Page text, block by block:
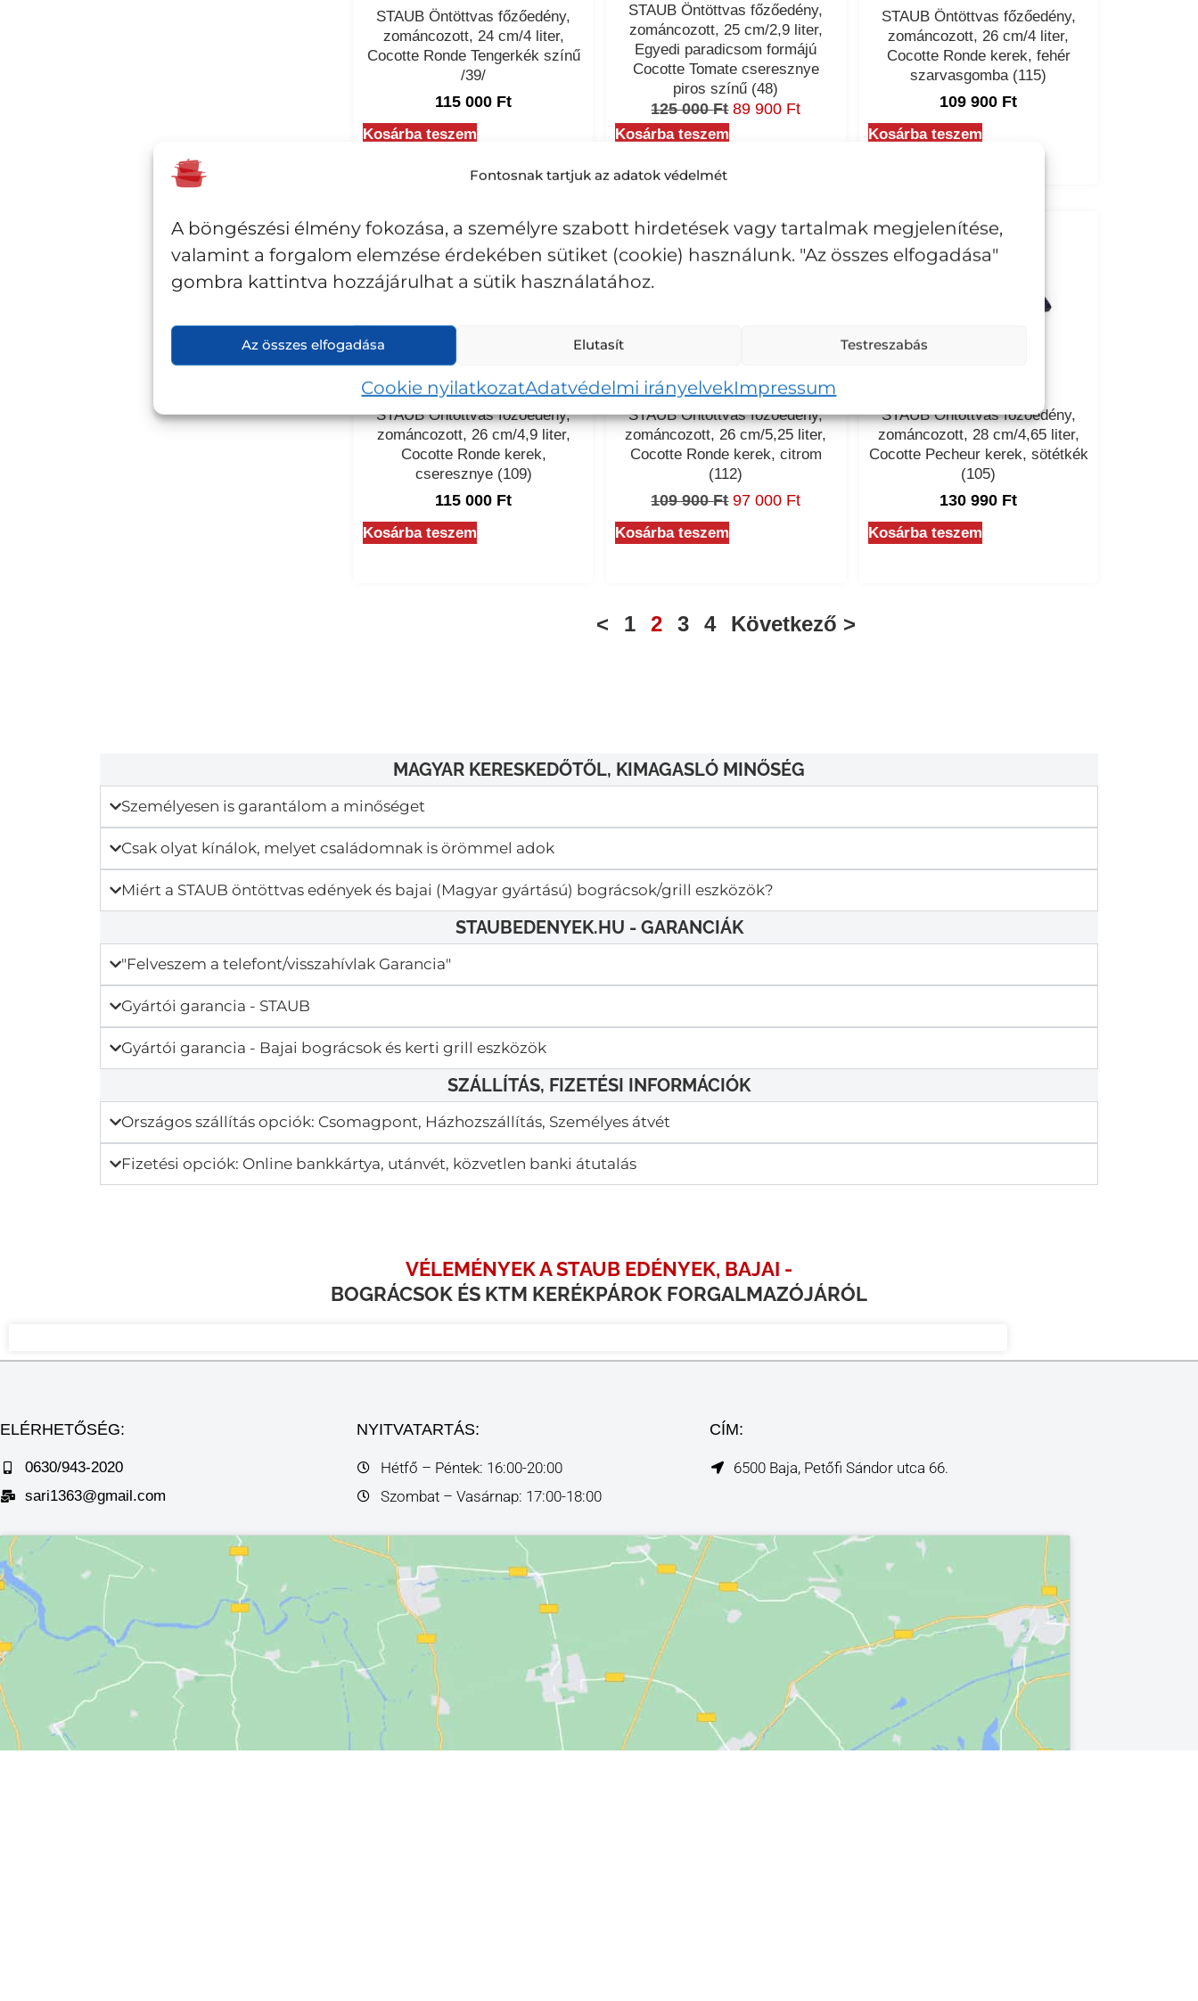
Fontosnak tartjuk az adatok védelmét
A böngészési élmény fokozása, a személyre szabott hirdetések vagy tartalmak megjelenítése,
valamint a forgalom elemzése érdekében sütiket (cookie) használunk. "Az összes elfogadása"
gombra kattintva hozzájárulhat a sütik használatához.
Az összes elfogadása Elutasít Testreszabás
Cookie nyilatkozatAdatvédelmi irányelvekImpressum
STAUB Öntöttvas főzőedény,
zománcozott, 24 cm/4 liter,
Cocotte Ronde Tengerkék színű
/39/
115 000 Ft
Kosárba teszem
STAUB Öntöttvas főzőedény,
zománcozott, 25 cm/2,9 liter,
Egyedi paradicsom formájú
Cocotte Tomate cseresznye
piros színű (48)
125 000Ft 89 900 Ft
Kosárba teszem
STAUB Öntöttvas főzőedény,
zománcozott, 26 cm/4 liter,
Cocotte Ronde kerek, fehér
szarvasgomba (115)
109 900 Ft
Kosárba teszem
STAUB Öntöttvas főzőedény,
zománcozott, 26 cm/4,9 liter,
Cocotte Ronde kerek,
cseresznye (109)
115 000 Ft
Kosárba teszem
STAUB Öntöttvas főzőedény,
zománcozott, 26 cm/5,25 liter,
Cocotte Ronde kerek, citrom
(112)
109 900Ft 97 000 Ft
Kosárba teszem
STAUB Öntöttvas főzőedény,
zománcozott, 28 cm/4,65 liter,
Cocotte Pecheur kerek, sötétkék
(105)
130 990 Ft
Kosárba teszem
< 1 2 3 4 Következő >
MAGYAR KERESKEDŐTŐL, KIMAGASLÓ MINŐSÉG
Személyesen is garantálom a minőséget
Csak olyat kínálok, melyet családomnak is örömmel adok
Miért a STAUB öntöttvas edények és bajai (Magyar gyártású) bográcsok/grill eszközök?
STAUBEDENYEK.HU - GARANCIÁK
"Felveszem a telefont/visszahívlak Garancia"​
Gyártói garancia - STAUB
Gyártói garancia - Bajai bográcsok és kerti grill eszközök
SZÁLLÍTÁS, FIZETÉSI INFORMÁCIÓK
Országos szállítás opciók: Csomagpont, Házhozszállítás, Személyes átvét
Fizetési opciók: Online bankkártya, utánvét, közvetlen banki átutalás
VÉLEMÉNYEK A STAUB EDÉNYEK, BAJAI -
BOGRÁCSOK ÉS KTM KERÉKPÁROK FORGALMAZÓJÁRÓL
ELÉRHETŐSÉG:
0630/943-2020
sari1363@gmail.com
NYITVATARTÁS:
Hétfő – Péntek: 16:00-20:00
Szombat – Vasárnap: 17:00-18:00
CÍM:
6500 Baja, Petőfi Sándor utca 66.